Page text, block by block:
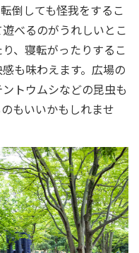
倒しても怪我をするこ
べるのがうれしいとこ
、寝転がったりするこ
も味わえます。広場の
トウムシなどの昆虫も
もいいかもしれませ